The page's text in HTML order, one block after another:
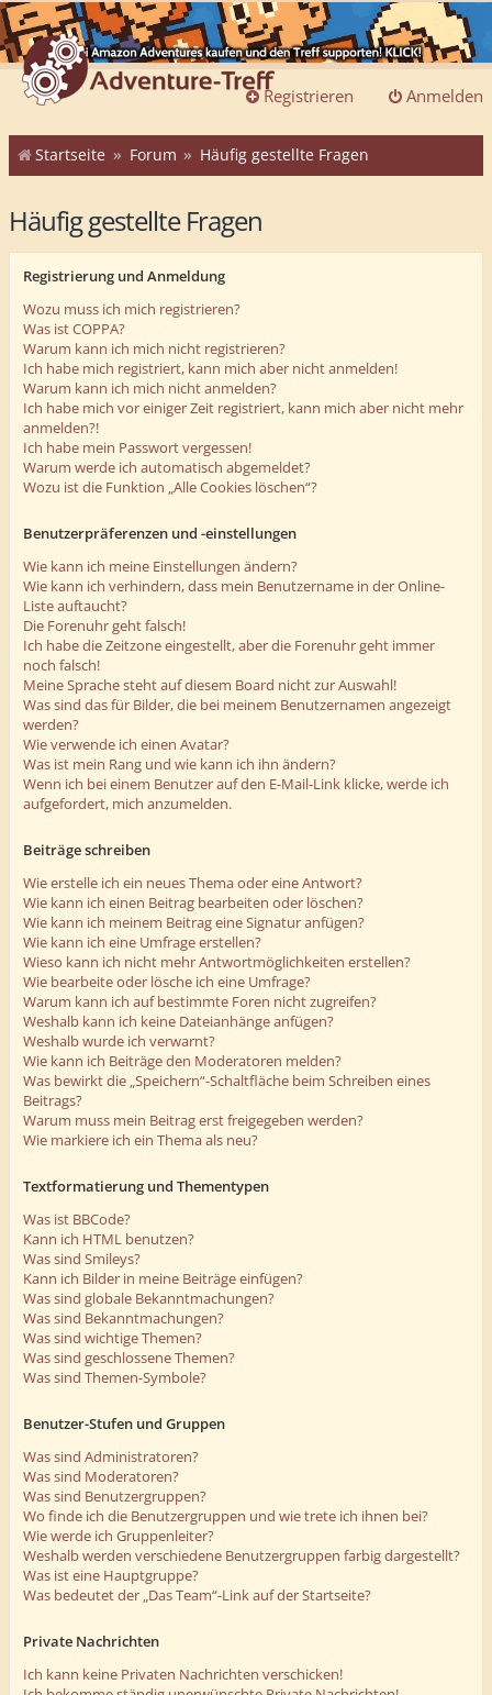
Anmelden
Registrieren
Startseite Forum Häufig gestellte Fragen
Häufig gestellte Fragen
Registrierung und Anmeldung
Wozu muss ich mich registrieren?
Was ist COPPA?
Warum kann ich mich nicht registrieren?
Ich habe mich registriert, kann mich aber nicht anmelden!
Warum kann ich mich nicht anmelden?
Ich habe mich vor einiger Zeit registriert, kann mich aber nicht mehr
anmelden?!
Ich habe mein Passwort vergessen!
Warum werde ich automatisch abgemeldet?
Wozu ist die Funktion „Alle Cookies löschen“?
Benutzerpräferenzen und -einstellungen
Wie kann ich meine Einstellungen ändern?
Wie kann ich verhindern, dass mein Benutzername in der Online-
Liste auftaucht?
Die Forenuhr geht falsch!
Ich habe die Zeitzone eingestellt, aber die Forenuhr geht immer
noch falsch!
Meine Sprache steht auf diesem Board nicht zur Auswahl!
Was sind das für Bilder, die bei meinem Benutzernamen angezeigt
werden?
Wie verwende ich einen Avatar?
Was ist mein Rang und wie kann ich ihn ändern?
Wenn ich bei einem Benutzer auf den E-Mail-Link klicke, werde ich
aufgefordert, mich anzumelden.
Beiträge schreiben
Wie erstelle ich ein neues Thema oder eine Antwort?
Wie kann ich einen Beitrag bearbeiten oder löschen?
Wie kann ich meinem Beitrag eine Signatur anfügen?
Wie kann ich eine Umfrage erstellen?
Wieso kann ich nicht mehr Antwortmöglichkeiten erstellen?
Wie bearbeite oder lösche ich eine Umfrage?
Warum kann ich auf bestimmte Foren nicht zugreifen?
Weshalb kann ich keine Dateianhänge anfügen?
Weshalb wurde ich verwarnt?
Wie kann ich Beiträge den Moderatoren melden?
Was bewirkt die „Speichern“-Schaltfläche beim Schreiben eines
Beitrags?
Warum muss mein Beitrag erst freigegeben werden?
Wie markiere ich ein Thema als neu?
Textformatierung und Thementypen
Was ist BBCode?
Kann ich HTML benutzen?
Was sind Smileys?
Kann ich Bilder in meine Beiträge einfügen?
Was sind globale Bekanntmachungen?
Was sind Bekanntmachungen?
Was sind wichtige Themen?
Was sind geschlossene Themen?
Was sind Themen-Symbole?
Benutzer-Stufen und Gruppen
Was sind Administratoren?
Was sind Moderatoren?
Was sind Benutzergruppen?
Wo finde ich die Benutzergruppen und wie trete ich ihnen bei?
Wie werde ich Gruppenleiter?
Weshalb werden verschiedene Benutzergruppen farbig dargestellt?
Was ist eine Hauptgruppe?
Was bedeutet der „Das Team“-Link auf der Startseite?
Private Nachrichten
Ich kann keine Privaten Nachrichten verschicken!